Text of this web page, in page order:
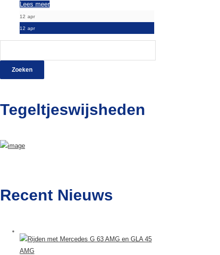
Lees meer
12 apr
12 apr
Tegeltjeswijsheden
Recent Nieuws